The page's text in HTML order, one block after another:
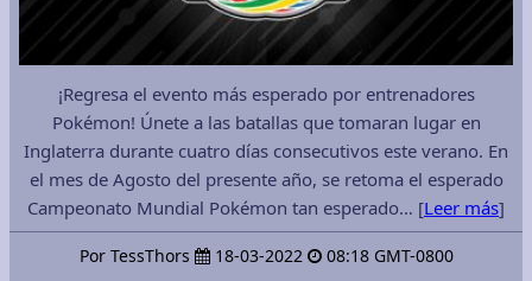
¡Regresa el evento más esperado por entrenadores
Pokémon! Únete a las batallas que tomaran lugar en
Inglaterra durante cuatro días consecutivos este verano. En
el mes de Agosto del presente año, se retoma el esperado
Campeonato Mundial Pokémon tan esperado… [Leer más]
Por TessThors 18-03-2022 08:18 GMT-0800